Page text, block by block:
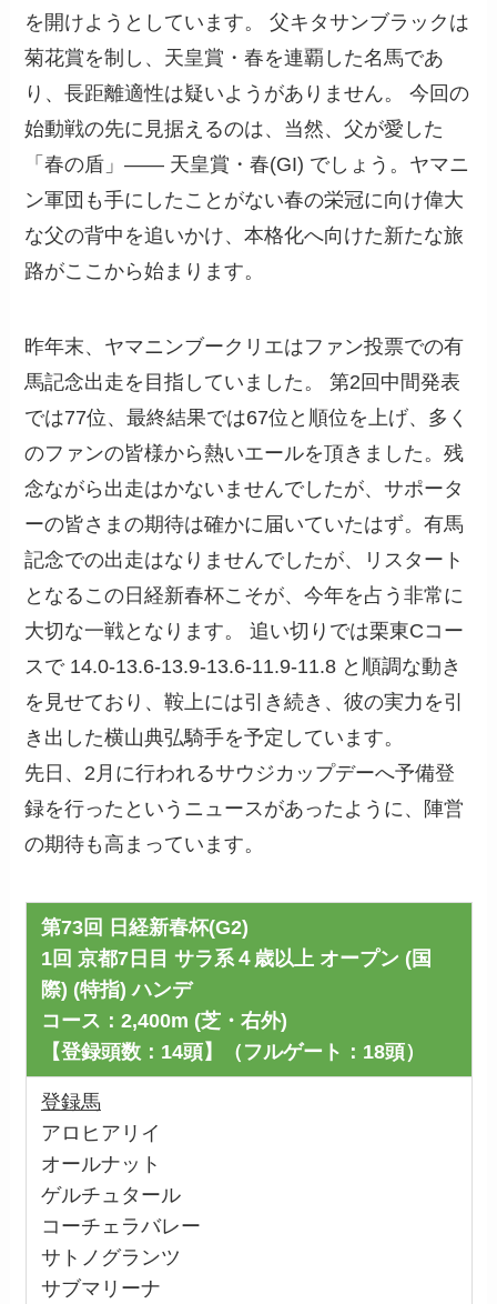
を開けようとしています。 父キタサンブラックは
菊花賞を制し、天皇賞・春を連覇した名馬であ
り、長距離適性は疑いようがありません。 今回の
始動戦の先に見据えるのは、当然、父が愛した
「春の盾」―― 天皇賞・春(GI) でしょう。ヤマニ
ン軍団も手にしたことがない春の栄冠に向け偉大
な父の背中を追いかけ、本格化へ向けた新たな旅
路がここから始まります。
昨年末、ヤマニンブークリエはファン投票での有
馬記念出走を目指していました。 第2回中間発表
では77位、最終結果では67位と順位を上げ、多く
のファンの皆様から熱いエールを頂きました。残
念ながら出走はかないませんでしたが、サポータ
ーの皆さまの期待は確かに届いていたはず。有馬
記念での出走はなりませんでしたが、リスタート
となるこの日経新春杯こそが、今年を占う非常に
大切な一戦となります。 追い切りでは栗東Cコー
スで 14.0-13.6-13.9-13.6-11.9-11.8 と順調な動き
を見せており、鞍上には引き続き、彼の実力を引
き出した横山典弘騎手を予定しています。
先日、2月に行われるサウジカップデーへ予備登
録を行ったというニュースがあったように、陣営
の期待も高まっています。
第73回 日経新春杯(G2)
1回 京都7日目 サラ系４歳以上 オープン (国
際) (特指) ハンデ
コース：2,400m (芝・右外)
【登録頭数：14頭】（フルゲート：18頭）
登録馬
アロヒアリイ
オールナット
ゲルチュタール
コーチェラバレー
サトノグランツ
サブマリーナ